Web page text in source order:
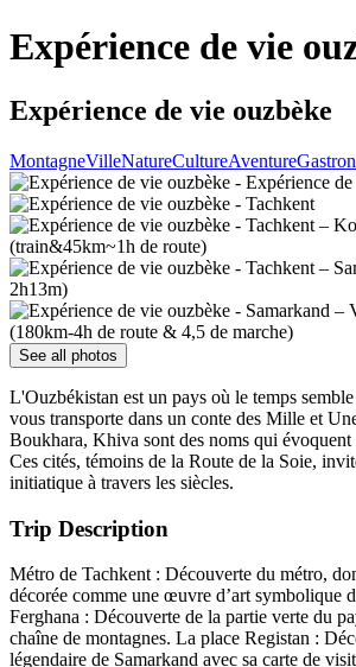
Expérience de vie
Expérience de vie ouzbèke
MontagneVilleNatureCultureAventure
See all photos
L'Ouzbékistan est un pays où le temps
vous transporte dans un conte des Mille et
Boukhara, Khiva sont des noms qui évoquent
Ces cités, témoins de la Route de la Soie,
initiatique à travers les siècles.
Trip Description
Métro de Tachkent : Découverte du métro,
décorée comme une œuvre d’art symbolique
Ferghana : Découverte de la partie verte du
chaîne de montagnes. La place Registan :
légendaire de Samarkand avec sa carte de